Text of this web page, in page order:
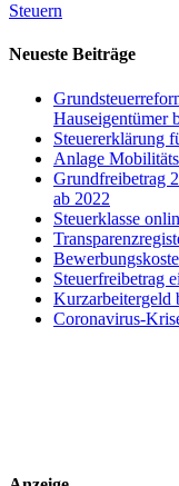
Steuern
Neueste Beiträge
Hauseigentümer
Steuererklärung
Anlage
Grundfreibetrag
ab 2022
Steuerklasse
Steuerfreibetrag
Kurzarbeitergeld
Coronavirus-